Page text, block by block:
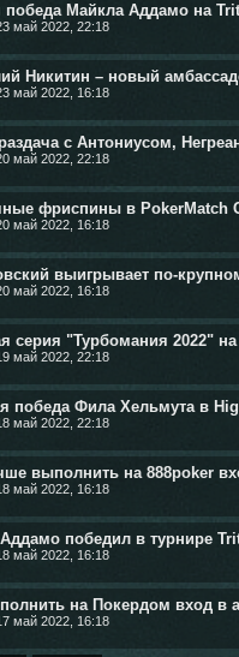
победа Майкла Аддамо на
май 2022, 22:18
Никитин – новый
май 2022, 16:18
с Антониусом,
май 2022, 22:18
фриспины в PokerMatch
май 2022, 16:18
выигрывает по-
май 2022, 16:18
серия "Турбомания 2022"
май 2022, 22:18
победа Фила Хельмута в
май 2022, 22:18
выполнить на 888poker
май 2022, 16:18
победил в турнире
май 2022, 16:18
на Покердом вход в
май 2022, 16:18